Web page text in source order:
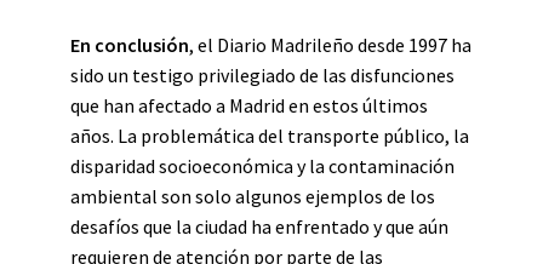
En conclusión, el Diario Madrileño desde 1997 ha
sido un testigo privilegiado de las disfunciones
que han afectado a Madrid en estos últimos
años. La problemática del transporte público, la
disparidad socioeconómica y la contaminación
ambiental son solo algunos ejemplos de los
desafíos que la ciudad ha enfrentado y que aún
requieren de atención por parte de las